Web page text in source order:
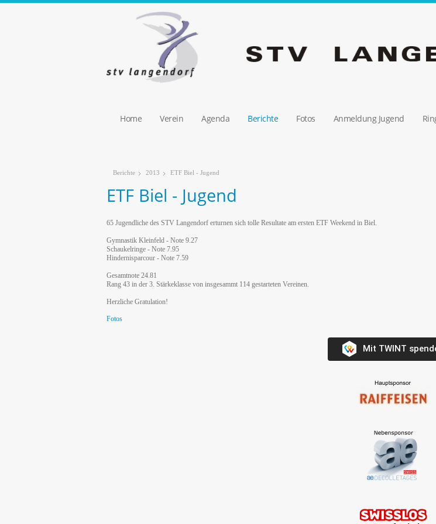
Home Verein Agenda Berichte Fotos Anmeldung Jugend
Berichte 2013 ETF Biel - Jugend
ETF Biel - Jugend
65 Jugendliche des STV Langendorf erturnen sich tolle Resultate am ersten ETF Weekend in Biel.
Gymnastik Kleinfeld - Note 9.27
Schaukelringe - Note 7.95
Hindernisparcour - Note 7.59
Gesamtnote 24.81
Rang 43 in der 3. Stärkeklasse von insgesammt 114 gestarteten Vereinen.
Herzliche Gratulation!
Fotos
Mit TWINT